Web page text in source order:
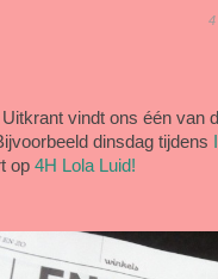
4
vindt ons één van
dinsdag tijdens
op 4H Lola Luid!